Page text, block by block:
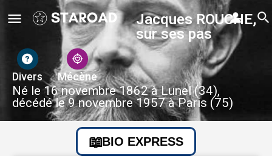
Jacques ROUCHE,
sur ses pas
Divers Mécène
Né le 16 novembre 1862 à Lunel (34),
décédé le 9 novembre 1957 à Paris (75)
BIO EXPRESS